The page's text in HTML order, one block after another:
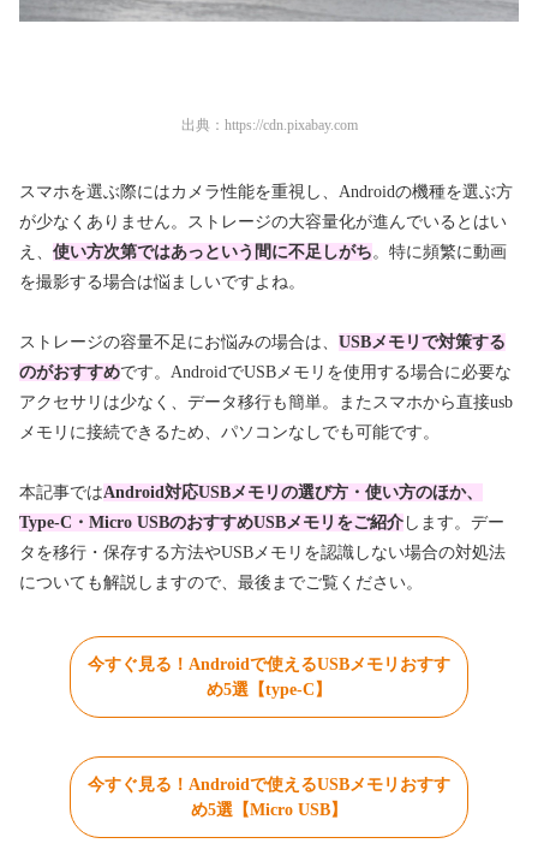
出典： https://cdn.pixabay.com
スマホを選ぶ際にはカメラ性能を重視し、Androidの機種を選ぶ方
が少なくありません。ストレージの大容量化が進んでいるとはい
え、 使い方次第ではあっという間に不足しがち。特に頻繁に動画
を撮影する場合は悩ましいですよね。
ストレージの容量不足にお悩みの場合は、 USBメモリで対策する
のがおすすめです。AndroidでUSBメモリを使用する場合に必要な
アクセサリは少なく、データ移行も簡単。またスマホから直接usb
メモリに接続できるため、パソコンなしでも可能です。
本記事ではAndroid対応USBメモリの選び方・使い方のほか、
Type-C・Micro USBのおすすめUSBメモリをご紹介 します。 デー
タを移行・保存する方法やUSBメモリを認識しない場合の対処法
についても解説しますので、最後までご覧ください。
今すぐ見る！Androidで使えるUSBメモリおすす
め5選【type-C】
今すぐ見る！Androidで使えるUSBメモリおすす
め5選【Micro USB】